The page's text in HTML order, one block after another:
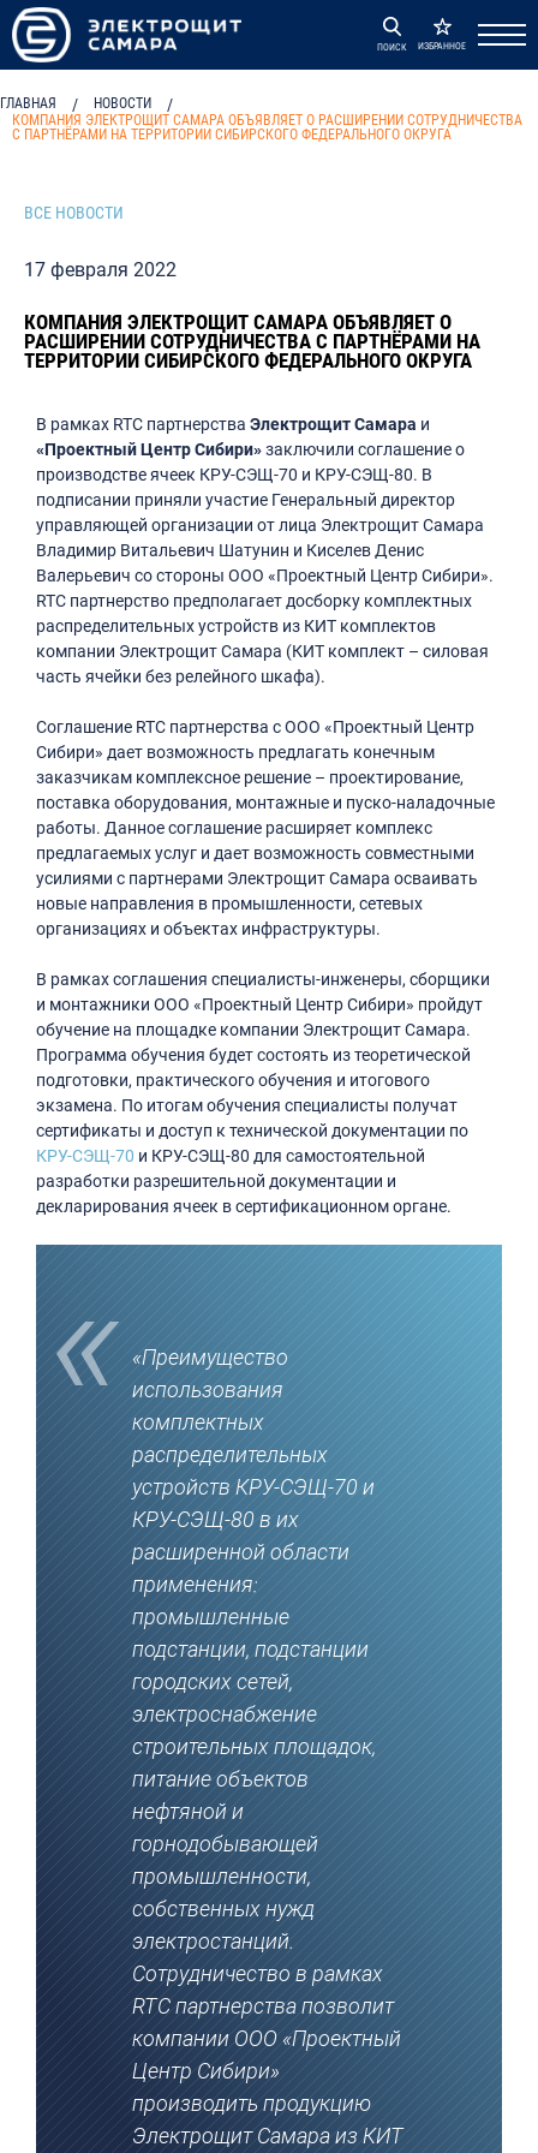
ПОИСК ИЗБРАННОЕ
ГЛАВНАЯ / НОВОСТИ /
КОМПАНИЯ ЭЛЕКТРОЩИТ САМАРА ОБЪЯВЛЯЕТ О РАСШИРЕНИИ СОТРУДНИЧЕСТВА
С ПАРТНЁРАМИ НА ТЕРРИТОРИИ СИБИРСКОГО ФЕДЕРАЛЬНОГО ОКРУГА
ВСЕ НОВОСТИ
17 февраля 2022
КОМПАНИЯ ЭЛЕКТРОЩИТ САМАРА ОБЪЯВЛЯЕТ О
РАСШИРЕНИИ СОТРУДНИЧЕСТВА С ПАРТНЁРАМИ НА
ТЕРРИТОРИИ СИБИРСКОГО ФЕДЕРАЛЬНОГО ОКРУГА
В рамках RTC партнерства Электрощит Самара и
«Проектный Центр Сибири»заключили соглашение о
производстве ячеек КРУ-СЭЩ-70 и КРУ-СЭЩ-80. В
подписании приняли участие Генеральный директор
управляющей организации от лица Электрощит Самара
Владимир Витальевич Шатунин и Киселев Денис
Валерьевич со стороны ООО «Проектный Центр Сибири».
RTC партнерство предполагает досборку комплектных
распределительных устройств из КИТ комплектов
компании Электрощит Самара (КИТ комплект – силовая
часть ячейки без релейного шкафа).
Соглашение RTC партнерства с ООО «Проектный Центр
Сибири» дает возможность предлагать конечным
заказчикам комплексное решение – проектирование,
поставка оборудования, монтажные и пуско-наладочные
работы. Данное соглашение расширяет комплекс
предлагаемых услуг и дает возможность совместными
усилиями с партнерами Электрощит Самара осваивать
новые направления в промышленности, сетевых
организациях и объектах инфраструктуры.
В рамках соглашения специалисты-инженеры, сборщики
и монтажники ООО «Проектный Центр Сибири» пройдут
обучение на площадке компании Электрощит Самара.
Программа обучения будет состоять из теоретической
подготовки, практического обучения и итогового
экзамена. По итогам обучения специалисты получат
сертификаты и доступ к технической документации по
КРУ-СЭЩ-70 и КРУ-СЭЩ-80 для самостоятельной
разработки разрешительной документации и
декларирования ячеек в сертификационном органе.
«Преимущество
использования
комплектных
распределительных
устройств КРУ-СЭЩ-70 и
КРУ-СЭЩ-80 в их
расширенной области
применения:
промышленные
подстанции, подстанции
городских сетей,
электроснабжение
строительных площадок,
питание объектов
нефтяной и
горнодобывающей
промышленности,
собственных нужд
электростанций.
Сотрудничество в рамках
RTC партнерства позволит
компании ООО «Проектный
Центр Сибири»
производить продукцию
Электрощит Самара из КИТ